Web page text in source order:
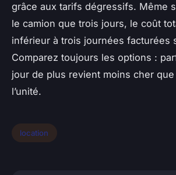
grâce aux tarifs dégressifs. Même
le camion que trois jours, le coût
inférieur à trois journées facturées
Comparez toujours les options :
jour de plus revient moins cher
l’unité.
location